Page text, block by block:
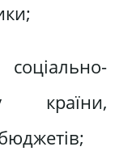
країни,